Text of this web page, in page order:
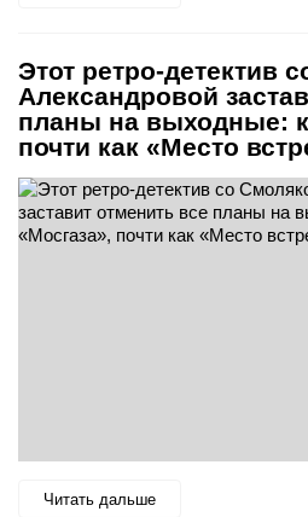
Этот ретро-детектив
Александровой
планы на выходные:
почти как «Место
Читать дальше